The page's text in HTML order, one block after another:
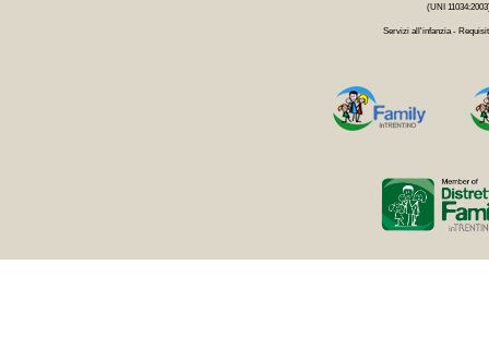
(UNI
Servizi all'infanzia -